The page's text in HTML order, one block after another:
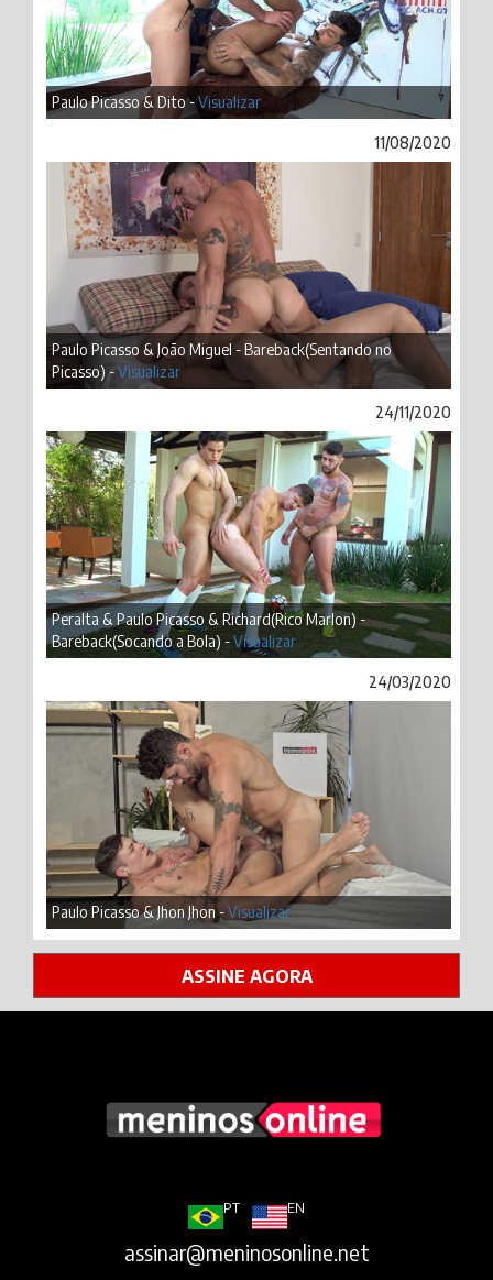
Paulo Picasso & Dito -Visualizar
11/08/2020
Paulo Picasso & João Miguel - Bareback(Sentando no
Picasso) -Visualizar
24/11/2020
Peralta & Paulo Picasso & Richard(Rico Marlon) -
Bareback(Socando a Bola) -Visualizar
24/03/2020
Paulo Picasso & Jhon Jhon -Visualizar
ASSINE AGORA
PT EN
assinar@meninosonline.net